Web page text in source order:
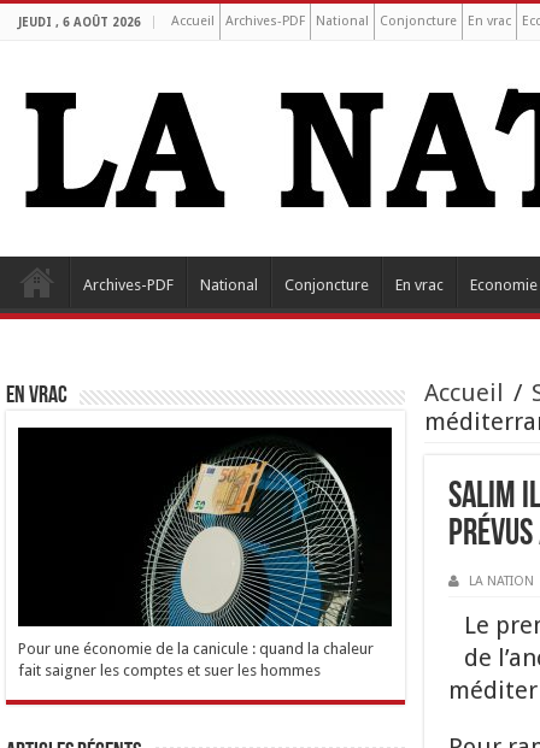
JEUDI , 6 AOÛT 2026 Accueil Archives-PDF National Conjoncture En vrac
Archives-PDF National Conjoncture En vrac Economie
Accueil /
Salim
prévus
LA NATION
Le
de
EN VRAC
Pour une économie de la canicule : quand la chaleur
fait saigner les comptes et suer les hommes